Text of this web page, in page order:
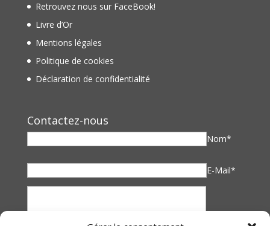
Retrouvez nous sur FaceBook!
Livre d’Or
Mentions légales
Politique de cookies
Déclaration de confidentialité
Contactez-nous
Nom*
E-Mail*